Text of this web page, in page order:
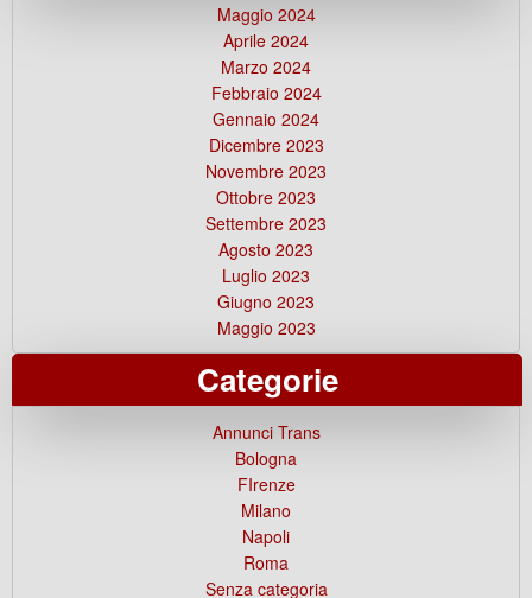
Maggio 2024
Aprile 2024
Marzo 2024
Febbraio 2024
Gennaio 2024
Dicembre 2023
Novembre 2023
Ottobre 2023
Settembre 2023
Agosto 2023
Luglio 2023
Giugno 2023
Maggio 2023
Categorie
Annunci Trans
Bologna
FIrenze
Milano
Napoli
Roma
Senza categoria